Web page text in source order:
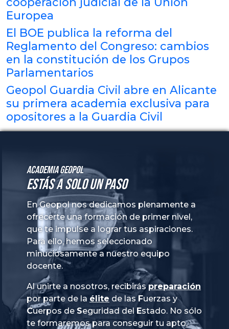
Europea
El BOE publica la reforma del
Reglamento del Congreso: cambios
en la constitución de los Grupos
Parlamentarios
Geopol Guardia Civil abre en Alicante
su primera academia exclusiva para
opositores a la Guardia Civil
Academia GeoPol
Estás a solo un paso
En Geopol nos dedicamos plenamente a
ofrecerte una formación de primer nivel,
que te impulse a lograr tus aspiraciones.
Para ello, hemos seleccionado
minuciosamente a nuestro equipo
docente.
Al unirte a nosotros, recibiráspreparación
por parte de la élite de las Fuerzas y
Cuerpos de Seguridad del Estado. No sólo
te formaremos para conseguir tu apto,